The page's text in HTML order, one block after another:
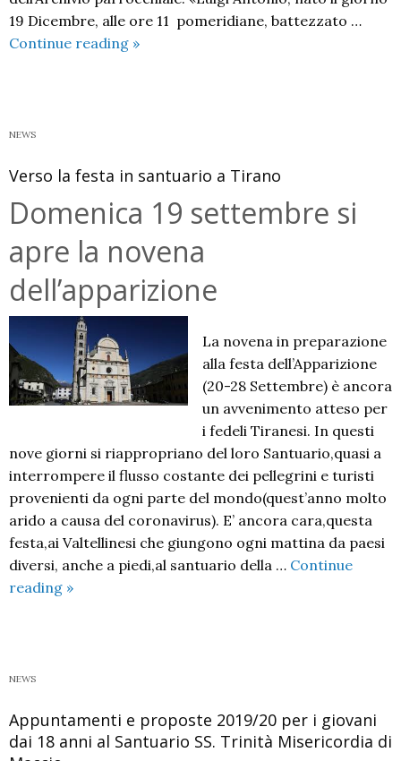
19 Dicembre, alle ore 11 pomeridiane, battezzato …
Continue reading Il
compleanno
San
Guanella
»
NEWS
Verso la festa in santuario a Tirano
Domenica 19 settembre si
apre la novena
dell’apparizione
La novena in preparazione
alla festa dell’Apparizione
(20-28 Settembre) è ancora
un avvenimento atteso per
i fedeli Tiranesi. In questi
nove giorni si riappropriano del loro Santuario,quasi a
interrompere il flusso costante dei pellegrini e turisti
provenienti da ogni parte del mondo(quest’anno molto
arido a causa del coronavirus). E’ ancora cara,questa
festa,ai Valtellinesi che giungono ogni mattina da paesi
diversi, anche a piedi,al santuario della … Continue
reading Domenica
novena
dell’apparizione
»
NEWS
Appuntamenti e proposte 2019/20 per i giovani
dai 18 anni al Santuario SS. Trinità Misericordia di